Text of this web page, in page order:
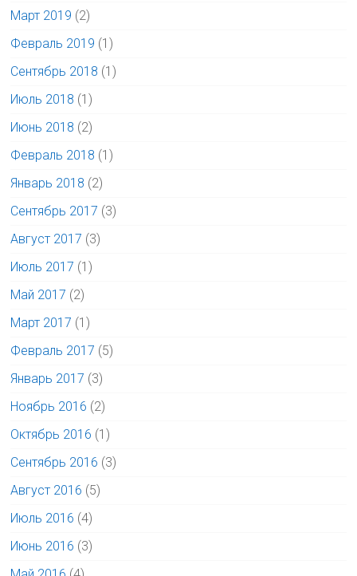
Март 2019 (2)
Февраль 2019 (1)
Сентябрь 2018 (1)
Июль 2018 (1)
Июнь 2018 (2)
Февраль 2018 (1)
Январь 2018 (2)
Сентябрь 2017 (3)
Август 2017 (3)
Июль 2017 (1)
Май 2017 (2)
Март 2017 (1)
Февраль 2017 (5)
Январь 2017 (3)
Ноябрь 2016 (2)
Октябрь 2016 (1)
Сентябрь 2016 (3)
Август 2016 (5)
Июль 2016 (4)
Июнь 2016 (3)